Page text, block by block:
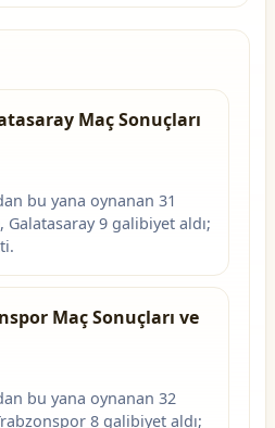
Maç Sonuçları
bu yana oynanan 31
Galatasaray 9 galibiyet aldı;
Maç Sonuçları ve
bu yana oynanan 32
8 galibiyet aldı;